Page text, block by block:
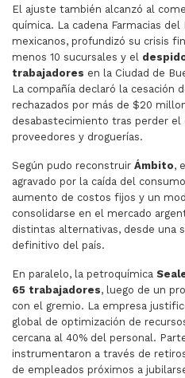
El ajuste también alcanzó al
química. La cadena Farmacias
mexicanos, profundizó su crisis
menos 10 sucursales y el
trabajadores en la Ciudad de
La compañía declaró la cesación
rechazados por más de $20
desabastecimiento tras perder el
proveedores y droguerías.
Según pudo reconstruir Ámbito,
agravado por la caída del
aumento de costos fijos y un
consolidarse en el mercado
distintas alternativas, desde una
definitivo del país.
En paralelo, la petroquímica
65 trabajadores, luego de un
con el gremio. La empresa
global de optimización de
cercana al 40% del personal.
instrumentaron a través de
de empleados próximos a